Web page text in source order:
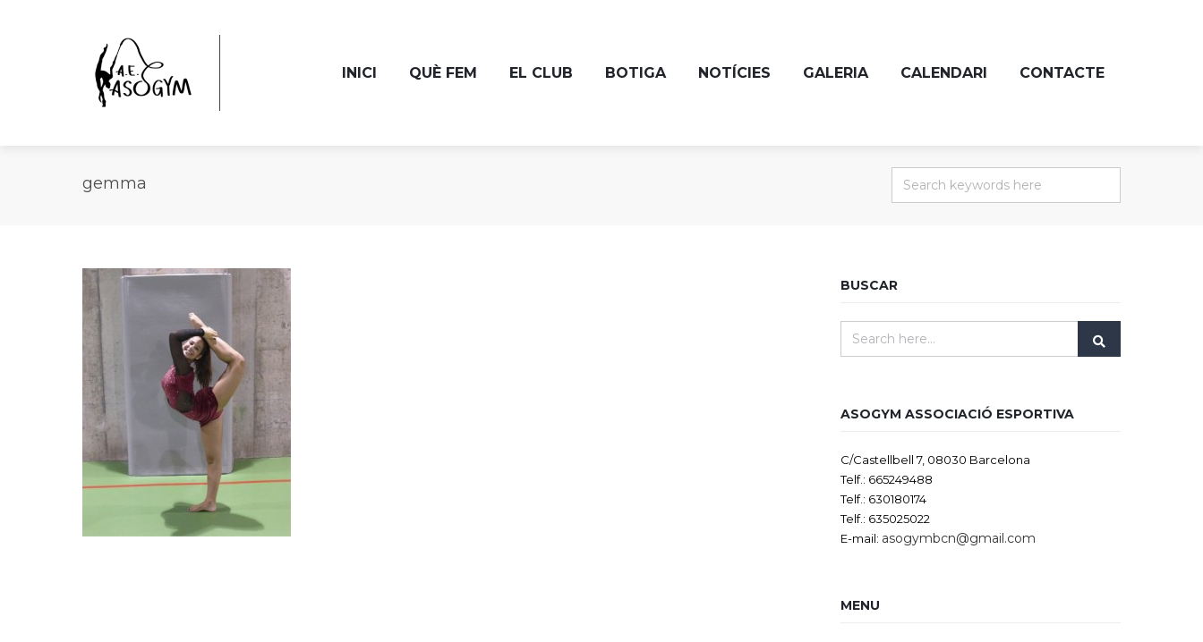
INICI QUÈ FEM EL CLUB BOTIGA NOTÍCIES GALERIA CALENDARI CONTACTE
gemma
BUSCAR
ASOGYM ASSOCIACIÓ ESPORTIVA
C/Castellbell 7, 08030 Barcelona
Telf.: 665249488
Telf.: 630180174
Telf.: 635025022
E-mail: asogymbcn@gmail.com
MENU